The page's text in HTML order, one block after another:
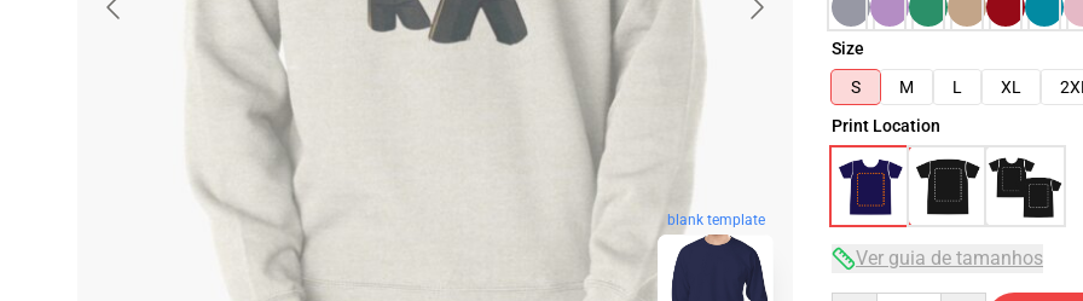
blank template
Size
S
M L XL 2XL
Print Location
Ver guia de tamanhos